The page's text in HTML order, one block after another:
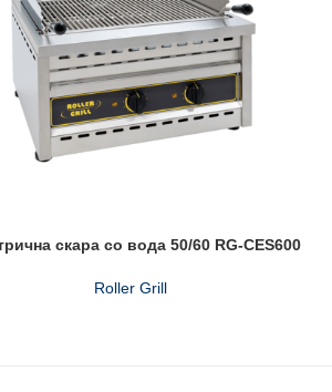
скара со вода 50/60 RG-CES600
Roller Grill